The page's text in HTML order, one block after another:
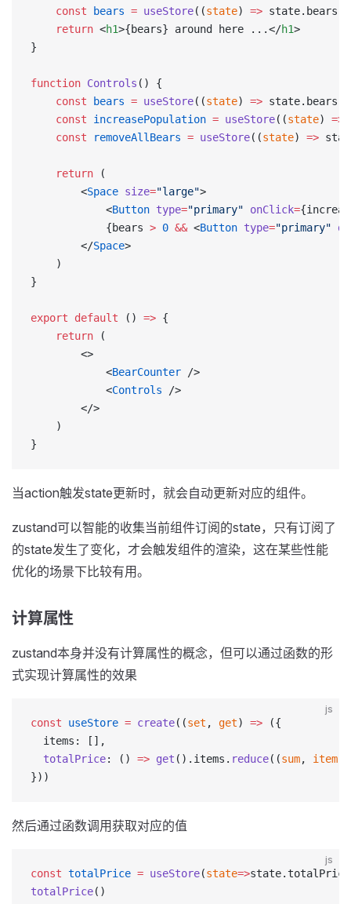
    const
bears = useStore((state) => state.bears)
    return
<h1>{bears} around here ...</h1>
}
function Controls () {
    const
bears = useStore((state) => state.bears)
    const
increasePopulation = useStore((state) =>
    const
removeAllBears = useStore((state) =>
    return
(
        <
Space size="large">
            <
Button type="primary" onClick=
            {bears
> 0 && <Button type="primary"
        </
Space>
    )
}
export default () => {
    return
(
        <>
            <
BearCounter />
            <
Controls />
        </>
    )
}
当action触发state更新时，就会自动更新对应的组件。
zustand可以智能的收集当前组件订阅的state，只有订阅了
的state发生了变化，才会触发组件的渲染，这在某些性能
优化的场景下比较有用。
计算属性
zustand本身并没有计算属性的概念，但可以通过函数的形
式实现计算属性的效果
js
const useStore = create((set , get) => ({
  items: [],
  totalPrice
: () => get ().items. reduce((sum, item
}))
然后通过函数调用获取对应的值
js
const totalPrice = useStore(state=>
totalPrice()